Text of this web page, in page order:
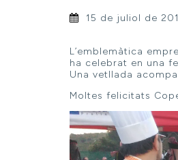
15 de juliol de
L’emblemàtica
ha celebrat en una
Una vetllada
Moltes felicitats